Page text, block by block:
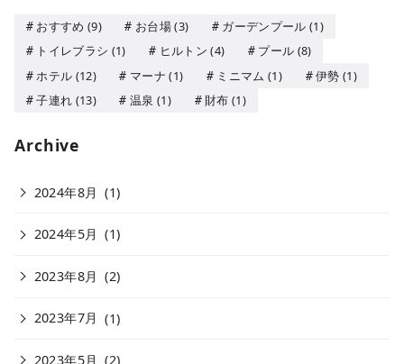
おすすめ (9) お台場(3) ガーデンプール (1)
トイレブラシ (1) ヒルトン (4) プール (8)
ホテル (12) マーナ (1) ミニマム (1) 伊勢 (1)
子連れ (13) 温泉 (1) 財布 (1)
Archive
2024年8月 (1)
2024年5月 (1)
2023年8月 (2)
2023年7月 (1)
2023年5月 (2)